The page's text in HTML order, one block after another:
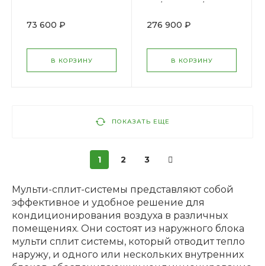
73 600 ₽
В КОРЗИНУ
FM/in-09HN8/EUx5
276 900 ₽
В КОРЗИНУ
ПОКАЗАТЬ ЕЩЕ
1 2 3
Мульти-сплит-системы представляют собой
эффективное и удобное решение для
кондиционирования воздуха в различных
помещениях. Они состоят из наружного блока
мульти сплит системы, который отводит тепло
наружу, и одного или нескольких внутренних